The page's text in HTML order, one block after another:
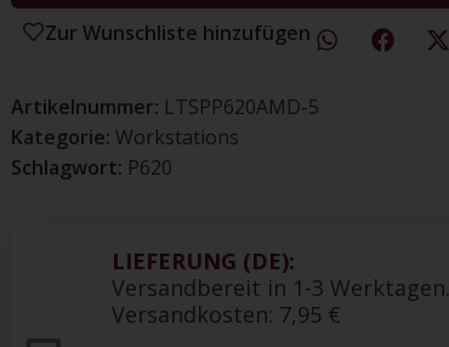
Zur Wunschliste hinzufügen
Artikelnummer: LTSPP620AMD-5
Kategorie: Workstations
Schlagwort: P620
LIEFERUNG (DE):
Versandbereit in 1-3 Werktagen.
Versandkosten: 7,95 €